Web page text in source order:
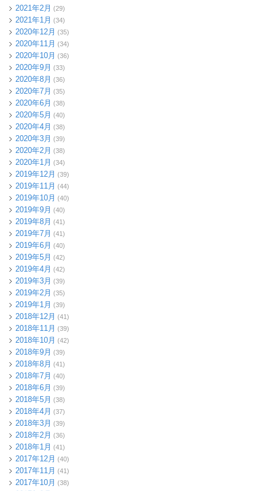
2021年2月 (29)
2021年1月 (34)
2020年12月 (35)
2020年11月 (34)
2020年10月 (36)
2020年9月 (33)
2020年8月 (36)
2020年7月 (35)
2020年6月 (38)
2020年5月 (40)
2020年4月 (38)
2020年3月 (39)
2020年2月 (38)
2020年1月 (34)
2019年12月 (39)
2019年11月 (44)
2019年10月 (40)
2019年9月 (40)
2019年8月 (41)
2019年7月 (41)
2019年6月 (40)
2019年5月 (42)
2019年4月 (42)
2019年3月 (39)
2019年2月 (35)
2019年1月 (39)
2018年12月 (41)
2018年11月 (39)
2018年10月 (42)
2018年9月 (39)
2018年8月 (41)
2018年7月 (40)
2018年6月 (39)
2018年5月 (38)
2018年4月 (37)
2018年3月 (39)
2018年2月 (36)
2018年1月 (41)
2017年12月 (40)
2017年11月 (41)
2017年10月 (38)